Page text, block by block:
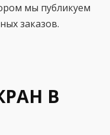
мы публикуем
заказов.
В